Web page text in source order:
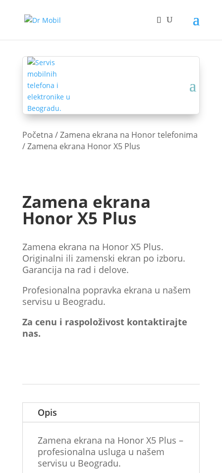
Početna /Zamena ekrana na Honor telefonima
/ Zamena ekrana Honor X5 Plus
Zamena ekrana
Honor X5 Plus
Zamena ekrana na Honor X5 Plus.
Originalni ili zamenski ekran po izboru.
Garancija na rad i delove.
Profesionalna popravka ekrana u našem
servisu u Beogradu.
Za cenu i raspoloživost kontaktirajte
nas.
Opis
Zamena ekrana na Honor X5 Plus –
profesionalna usluga u našem
servisu u Beogradu.